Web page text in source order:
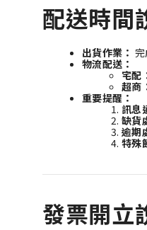
配送時間
出貨作業：
物流配送：
宅配
超商
重要提醒：
訊息
缺貨
逾期
特殊
發票開立